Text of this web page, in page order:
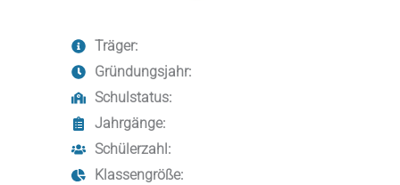
Träger:
Gründungsjahr:
Schulstatus:
Jahrgänge:
Schülerzahl:
Klassengröße: